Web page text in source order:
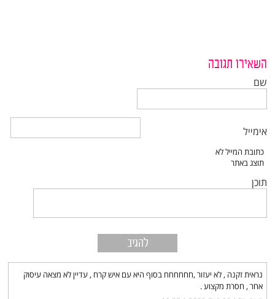
השאירו תגובה
שם
אימייל
תוכן
נראית זקנה , לא יעזור ,חחחחחח בסוף היא עם איש קרח , עדיין לא מצאה עיסוק
אחר , חסרת מקצוע .